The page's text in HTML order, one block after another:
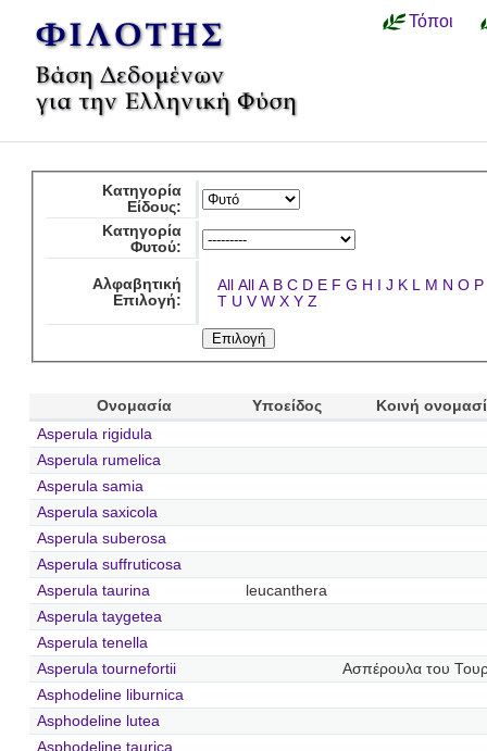
Τόποι
Κατηγορία
Είδους:
Κατηγορία
Φυτού:
Αλφαβητική
Επιλογή:
All All A B C D E F G H I J K L M N O P
T U V W X Y Z
Ονομασία Υποείδος
Κοινή
Asperula rigidula
Asperula rumelica
Asperula samia
Asperula saxicola
Asperula suberosa
Asperula suffruticosa
Asperula taurina
leucanthera
Asperula taygetea
Asperula tenella
Asperula tournefortii
Ασπέρουλα του
Asphodeline liburnica
Asphodeline lutea
Asphodeline taurica